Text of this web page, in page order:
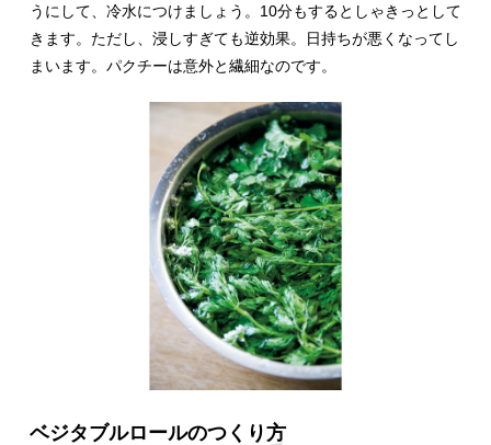
うにして、冷水につけましょう。10分もするとしゃきっとして
きます。ただし、浸しすぎても逆効果。日持ちが悪くなってし
まいます。パクチーは意外と繊細なのです。
ベジタブルロールのつくり方